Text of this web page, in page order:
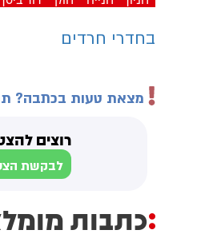
בחדרי חרדים
מצאת טעות בכתבה?
רוצים
לבקשת
כתבות